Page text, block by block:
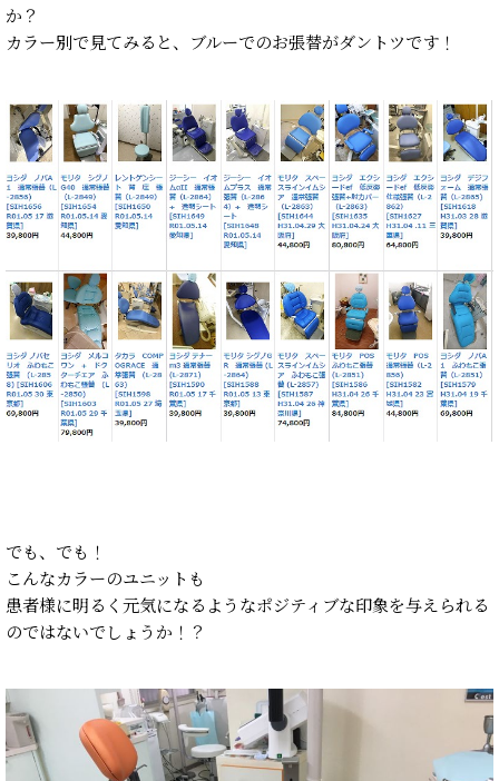
か？
カラー別で見てみると、ブルーでのお張替がダントツです！
でも、でも！
こんなカラーのユニットも
患者様に明るく元気になるようなポジティブな印象を与えられる
のではないでしょうか！？